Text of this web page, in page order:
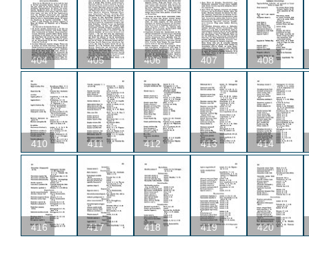
404 405 406 407 408
410 411 412 413 414
416 417 418 419 420